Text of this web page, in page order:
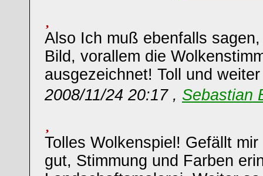
Also Ich muß ebenfalls
Bild, vorallem die
ausgezeichnet! Toll und
2008/11/24 20:17 , Sebastian
Tolles Wolkenspiel! Gefällt
gut, Stimmung und Farben